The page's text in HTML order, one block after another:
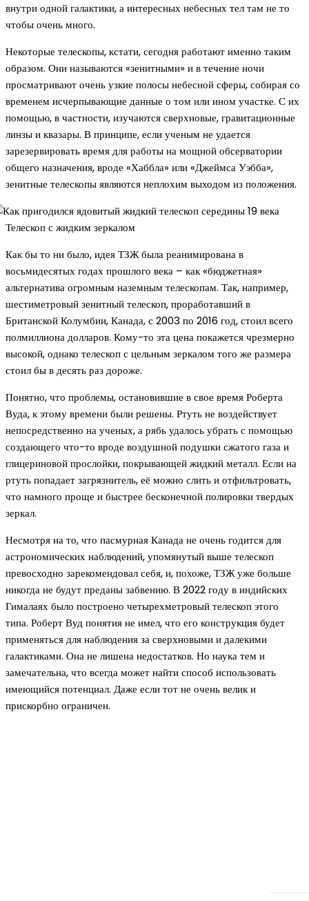
внутри одной галактики, а интересных небесных тел там не то
чтобы очень много.
Некоторые телескопы, кстати, сегодня работают именно таким
образом. Они называются «зенитными» и в течение ночи
просматривают очень узкие полосы небесной сферы, собирая со
временем исчерпывающие данные о том или ином участке. С их
помощью, в частности, изучаются сверхновые, гравитационные
линзы и квазары. В принципе, если ученым не удается
зарезервировать время для работы на мощной обсерватории
общего назначения, вроде «Хаббла» или «Джеймса Уэбба»,
зенитные телескопы являются неплохим выходом из положения.
Телескоп с жидким зеркалом
Как бы то ни было, идея ТЗЖ была реанимирована в
восьмидесятых годах прошлого века – как «бюджетная»
альтернатива огромным наземным телескопам. Так, например,
шестиметровый зенитный телескоп, проработавший в
Британской Колумбии, Канада, с 2003 по 2016 год, стоил всего
полмиллиона долларов. Кому-то эта цена покажется чрезмерно
высокой, однако телескоп с цельным зеркалом того же размера
стоил бы в десять раз дороже.
Понятно, что проблемы, остановившие в свое время Роберта
Вуда, к этому времени были решены. Ртуть не воздействует
непосредственно на ученых, а рябь удалось убрать с помощью
создающего что-то вроде воздушной подушки сжатого газа и
глицериновой прослойки, покрывающей жидкий металл. Если на
ртуть попадает загрязнитель, её можно слить и отфильтровать,
что намного проще и быстрее бесконечной полировки твердых
зеркал.
Несмотря на то, что пасмурная Канада не очень годится для
астрономических наблюдений, упомянутый выше телескоп
превосходно зарекомендовал себя, и, похоже, ТЗЖ уже больше
никогда не будут преданы забвению. В 2022 году в индийских
Гималаях было построено четырехметровый телескоп этого
типа. Роберт Вуд понятия не имел, что его конструкция будет
применяться для наблюдения за сверхновыми и далекими
галактиками. Она не лишена недостатков. Но наука тем и
замечательна, что всегда может найти способ использовать
имеющийся потенциал. Даже если тот не очень велик и
прискорбно ограничен.